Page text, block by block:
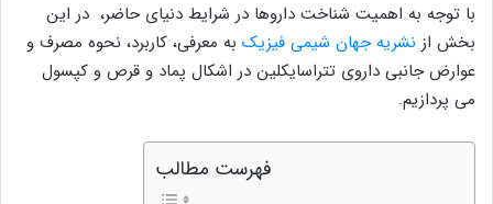
با توجه به اهمیت شناخت داروها در شرایط دنیای حاضر، در این
بخش از نشریه جهان شیمی فیزیک به معرفی، کاربرد، نحوه مصرف و
عوارض جانبی داروی تتراسایکلین در اشکال پماد و قرص و کپسول
می پردازیم.
فهرست مطالب